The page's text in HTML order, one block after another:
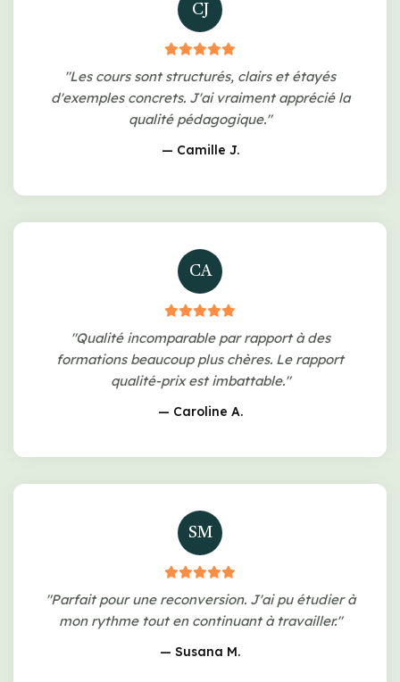
CJ
"Les cours sont structurés, clairs et étayés
d'exemples concrets. J'ai vraiment apprécié la
qualité pédagogique."
— Camille J.
CA
"Qualité incomparable par rapport à des
formations beaucoup plus chères. Le rapport
qualité-prix est imbattable."
— Caroline A.
SM
"Parfait pour une reconversion. J'ai pu étudier à
mon rythme tout en continuant à travailler."
— Susana M.